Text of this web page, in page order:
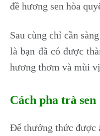
đề hương sen hòa
Sau cùng chỉ cần
là bạn đã có được
hương thơm và mùi
Cách pha trà sen
Để thưởng thức được